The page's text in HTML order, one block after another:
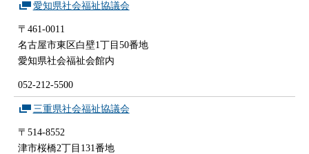
愛知県社会福祉協議会
〒461-0011
名古屋市東区白壁1丁目50番地
愛知県社会福祉会館内
052-212-5500
三重県社会福祉協議会
〒514-8552
津市桜橋2丁目131番地